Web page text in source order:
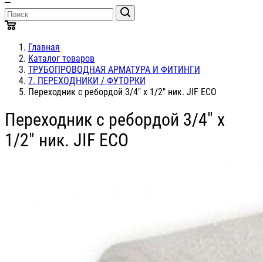
Главная
Каталог товаров
ТРУБОПРОВОДНАЯ АРМАТУРА И ФИТИНГИ
7. ПЕРЕХОДНИКИ / ФУТОРКИ
Переходник с ребордой 3/4" х 1/2" ник. JIF ЕСО
Переходник с ребордой 3/4" х
1/2" ник. JIF ЕСО